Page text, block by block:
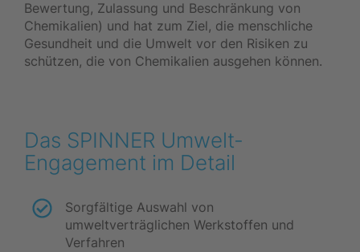
Bewertung, Zulassung und Beschränkung von
Chemikalien) und hat zum Ziel, die menschliche
Gesundheit und die Umwelt vor den Risiken zu
schützen, die von Chemikalien ausgehen können.
Das SPINNER Umwelt-
Engagement im Detail
Sorgfältige Auswahl von
umweltverträglichen Werkstoffen und
Verfahren